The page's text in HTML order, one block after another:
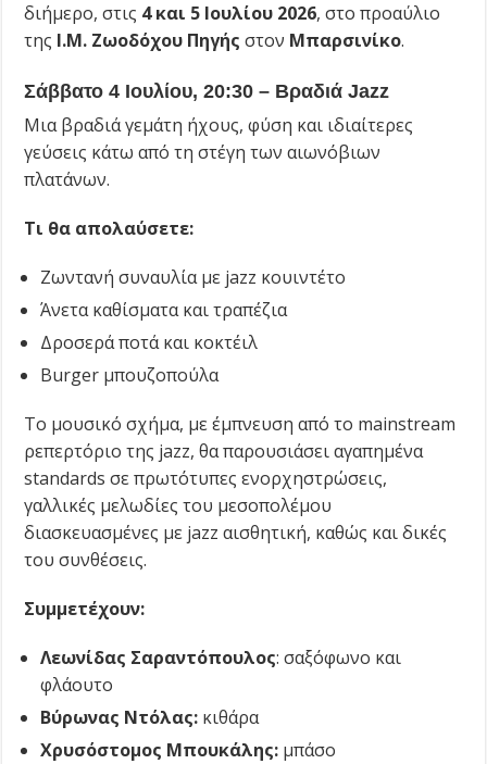
διήμερο, στις 4 και 5 Ιουλίου 2026, στο προαύλιο
της Ι.Μ. Ζωοδόχου Πηγής στον Μπαρσινίκο.
Σάββατο 4 Ιουλίου, 20:30 – Βραδιά Jazz
Μια βραδιά γεμάτη ήχους, φύση και ιδιαίτερες
γεύσεις κάτω από τη στέγη των αιωνόβιων
πλατάνων.
Τι θα απολαύσετε:
Ζωντανή συναυλία με jazz κουιντέτο
Άνετα καθίσματα και τραπέζια
Δροσερά ποτά και κοκτέιλ
Burger μπουζοπούλα
Το μουσικό σχήμα, με έμπνευση από το mainstream
ρεπερτόριο της jazz, θα παρουσιάσει αγαπημένα
standards σε πρωτότυπες ενορχηστρώσεις,
γαλλικές μελωδίες του μεσοπολέμου
διασκευασμένες με jazz αισθητική, καθώς και δικές
του συνθέσεις.
Συμμετέχουν:
Λεωνίδας Σαραντόπουλος: σαξόφωνο και
φλάουτο
Βύρωνας Ντόλας: κιθάρα
Χρυσόστομος Μπουκάλης: μπάσο